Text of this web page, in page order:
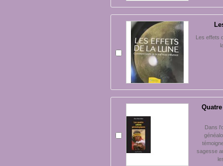
Les effets
Dans
sagesse